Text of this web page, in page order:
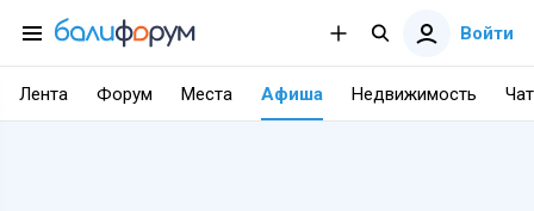
Войти
Лента Форум Места Афиша Недвижимость Чат